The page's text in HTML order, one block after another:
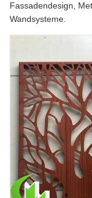
Fassadendesign,
Wandsysteme.